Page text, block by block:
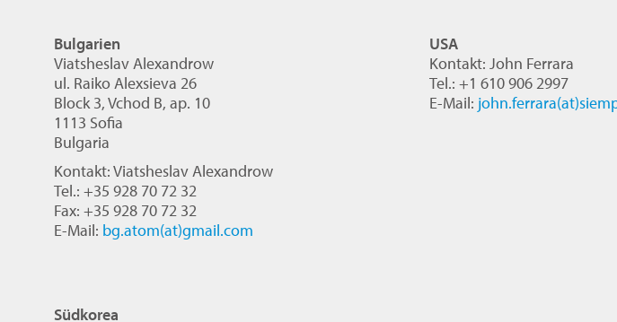
Bulgarien
Viatsheslav Alexandrow
ul. Raiko Alexsieva 26
Block 3, Vchod B, ap. 10
1113 Sofia
Bulgaria
Kontakt: Viatsheslav Alexandrow
Tel.: +35 928 70 72 32
Fax: +35 928 70 72 32
E-Mail: bg.atom(at)gmail.com
Südkorea
USA
Kontakt: John Ferrara
Tel.: +1 610 906 2997
E-Mail: